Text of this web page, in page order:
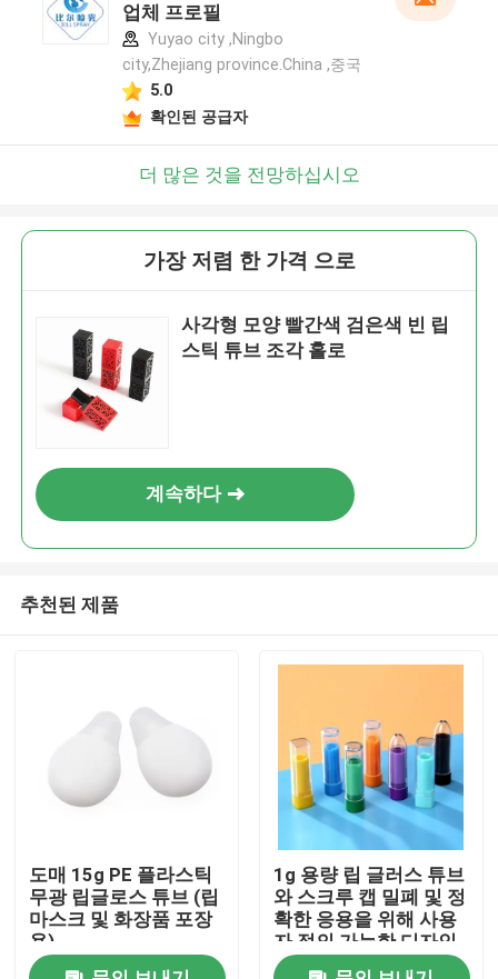
업체 프로필
Yuyao city ,Ningbo
city,Zhejiang province.China ,중국
5.0
확인된 공급자
더 많은 것을 전망하십시오
가장 저렴 한 가격 으로
사각형 모양 빨간색 검은색 빈 립
스틱 튜브 조각 홀로
계속하다
추천된 제품
도매 15g PE 플라스틱
무광 립글로스 튜브 (립
마스크 및 화장품 포장
용)
1g 용량 립 글러스 튜브
와 스크루 캡 밀폐 및 정
확한 응용을 위해 사용
자 정의 가능한 디자인